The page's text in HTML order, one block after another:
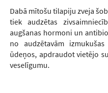
Dabā mītošu tilapiju zveja
tiek audzētas
augšanas hormoni un
no audzētavām
ūdeņos, apdraudot vietējo
veselīgumu.